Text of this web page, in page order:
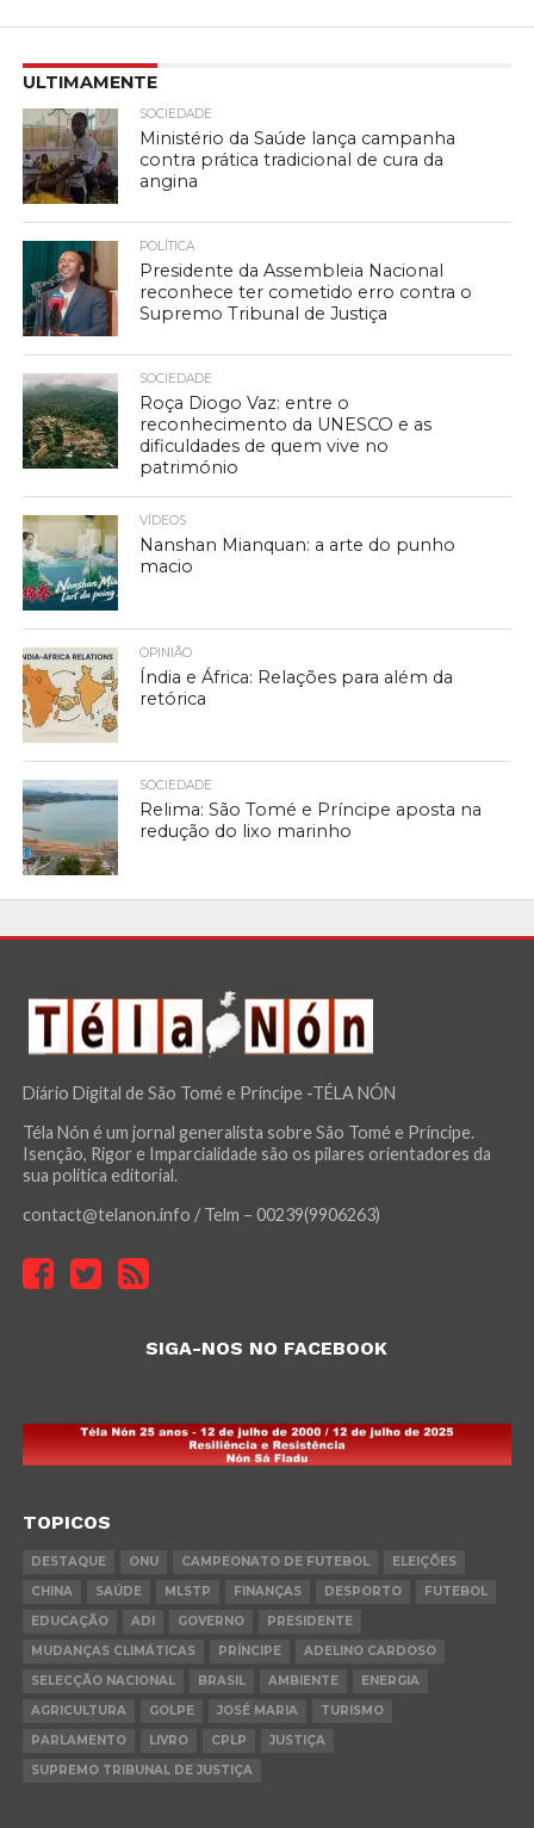
ULTIMAMENTE
SOCIEDADE
Ministério da Saúde lança campanha
contra prática tradicional de cura da
angina
POLÍTICA
Presidente da Assembleia Nacional
reconhece ter cometido erro contra o
Supremo Tribunal de Justiça
SOCIEDADE
Roça Diogo Vaz: entre o
reconhecimento da UNESCO e as
dificuldades de quem vive no
património
VÍDEOS
Nanshan Mianquan: a arte do punho
macio
OPINIÃO
Índia e África: Relações para além da
retórica
SOCIEDADE
Relima: São Tomé e Príncipe aposta na
redução do lixo marinho
Diário Digital de São Tomé e Príncipe -TÉLA NÓN
Téla Nón é um jornal generalista sobre São Tomé e Príncipe.
Isenção, Rigor e Imparcialidade são os pilares orientadores da
sua política editorial.
contact@telanon.info / Telm – 00239(9906263)
SIGA-NOS NO FACEBOOK
TOPICOS
DESTAQUE ONU CAMPEONATO DE FUTEBOL
ELEIÇÕES
CHINA
SAÚDE MLSTP FINANÇAS DESPORTO
FUTEBOL
EDUCAÇÃO
ADI GOVERNO
PRESIDENTE
MUDANÇAS CLIMÁTICAS
PRÍNCIPE
ADELINO CARDOSO
SELECÇÃO NACIONAL
BRASIL AMBIENTE
ENERGIA
AGRICULTURA
GOLPE JOSÉ MARIA
TURISMO
PARLAMENTO
LIVRO CPLP
JUSTIÇA
SUPREMO TRIBUNAL DE JUSTIÇA